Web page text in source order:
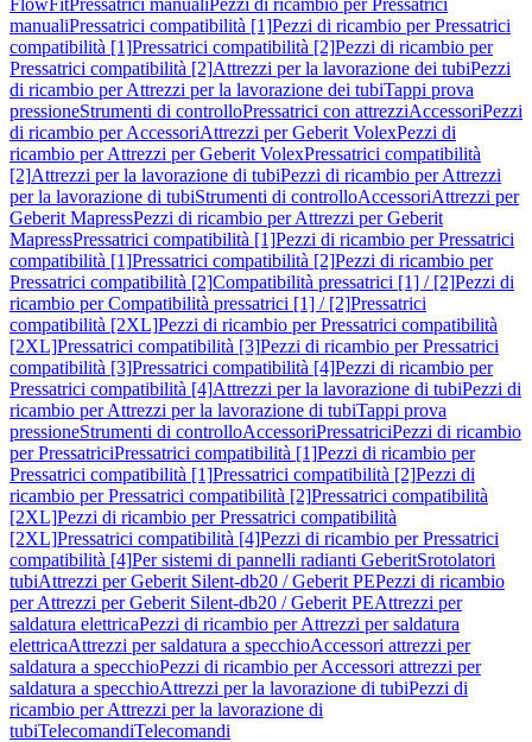
FlowFitPressatrici manualiPezzi di ricambio per Pressatrici
manualiPressatrici compatibilità [1]Pezzi di ricambio per Pressatrici
compatibilità [1]Pressatrici compatibilità [2]Pezzi di ricambio per
Pressatrici compatibilità [2]Attrezzi per la lavorazione dei tubiPezzi
di ricambio per Attrezzi per la lavorazione dei tubiTappi prova
pressioneStrumenti di controlloPressatrici con attrezziAccessoriPezzi
di ricambio per AccessoriAttrezzi per Geberit VolexPezzi di
ricambio per Attrezzi per Geberit VolexPressatrici compatibilità
[2]Attrezzi per la lavorazione di tubiPezzi di ricambio per Attrezzi
per la lavorazione di tubiStrumenti di controlloAccessoriAttrezzi per
Geberit MapressPezzi di ricambio per Attrezzi per Geberit
MapressPressatrici compatibilità [1]Pezzi di ricambio per Pressatrici
compatibilità [1]Pressatrici compatibilità [2]Pezzi di ricambio per
Pressatrici compatibilità [2]Compatibilità pressatrici [1] / [2]Pezzi di
ricambio per Compatibilità pressatrici [1] / [2]Pressatrici
compatibilità [2XL]Pezzi di ricambio per Pressatrici compatibilità
[2XL]Pressatrici compatibilità [3]Pezzi di ricambio per Pressatrici
compatibilità [3]Pressatrici compatibilità [4]Pezzi di ricambio per
Pressatrici compatibilità [4]Attrezzi per la lavorazione di tubiPezzi di
ricambio per Attrezzi per la lavorazione di tubiTappi prova
pressioneStrumenti di controlloAccessoriPressatriciPezzi di ricambio
per PressatriciPressatrici compatibilità [1]Pezzi di ricambio per
Pressatrici compatibilità [1]Pressatrici compatibilità [2]Pezzi di
ricambio per Pressatrici compatibilità [2]Pressatrici compatibilità
[2XL]Pezzi di ricambio per Pressatrici compatibilità
[2XL]Pressatrici compatibilità [4]Pezzi di ricambio per Pressatrici
compatibilità [4]Per sistemi di pannelli radianti GeberitSrotolatori
tubiAttrezzi per Geberit Silent-db20 / Geberit PEPezzi di ricambio
per Attrezzi per Geberit Silent-db20 / Geberit PEAttrezzi per
saldatura elettricaPezzi di ricambio per Attrezzi per saldatura
elettricaAttrezzi per saldatura a specchioAccessori attrezzi per
saldatura a specchioPezzi di ricambio per Accessori attrezzi per
saldatura a specchioAttrezzi per la lavorazione di tubiPezzi di
ricambio per Attrezzi per la lavorazione di
tubiTelecomandiTelecomandi